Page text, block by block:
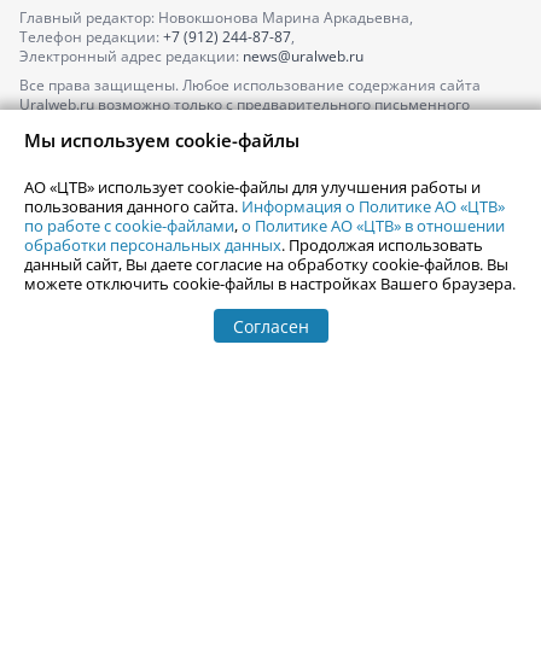
Главный редактор: Новокшонова Марина Аркадьевна,
Телефон редакции: +7 (912) 244-87-87,
Электронный адрес редакции: news@uralweb.ru
Все права защищены. Любое использование содержания сайта
Uralweb.ru возможно только с предварительного письменного
По вопросам размещения рекламы обращайтесь по тел.
По вопросам размещения информации в разделе «Афиша»
afisha@uralweb.ru
Пользовательское соглашение на использование сайта
Политика АО «ЦТВ» в отношении обработки персональных данных
Мы используем cookie-файлы
АО «ЦТВ» использует cookie-файлы для улучшения работы и
пользования данного сайта. Информация о Политике АО «ЦТВ»
по работе с cookie-файлами,о Политике АО «ЦТВ» в отношении
обработки персональных данных. Продолжая использовать
данный сайт, Вы даете согласие на обработку cookie-файлов. Вы
можете отключить cookie-файлы в настройках Вашего браузера.
Согласен